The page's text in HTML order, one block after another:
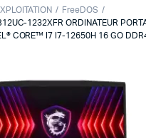
FreeDOS
1232XFR ORDINATEUR
CORE™ I7 I7-12650H 16 GO